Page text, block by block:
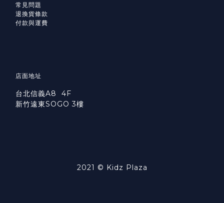
常見問題
退換貨條款
付款與運費
店面地址
台北信義A8 4F
新竹遠東SOGO 3樓
2021 © Kidz Plaza